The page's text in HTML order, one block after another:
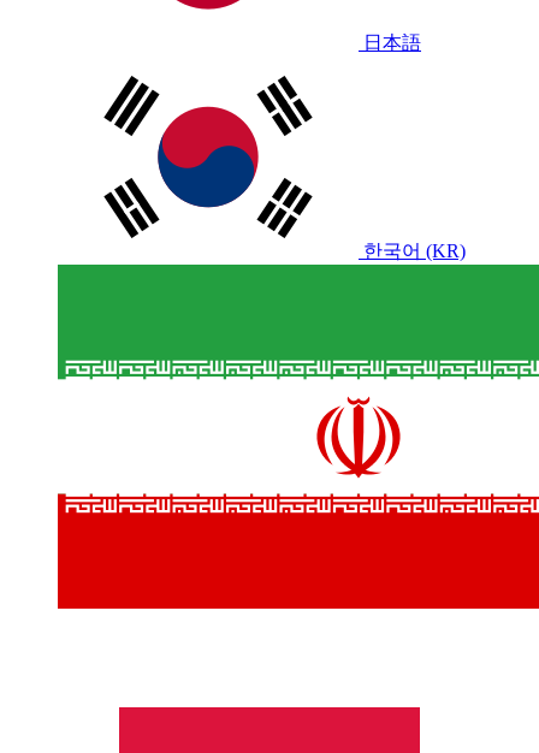
日本語
한국어 (KR)